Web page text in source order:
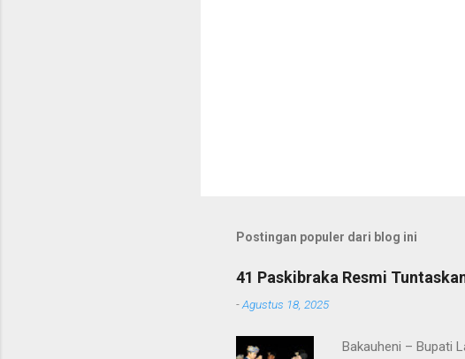
Postingan populer dari blog ini
41 Paskibraka Resmi
-Agustus 18, 2025
Bakauheni – Bupati